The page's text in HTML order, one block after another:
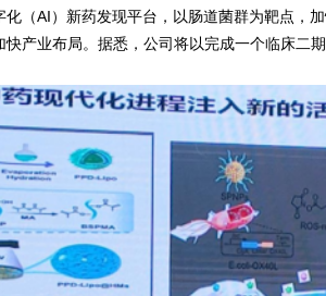
化（AI）新药发现平台，以肠道菌群为靶点，
快产业布局。据悉，公司将以完成一个临床二